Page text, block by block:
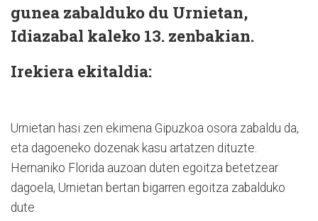
gunea zabalduko du Urnietan,
Idiazabal kaleko 13. zenbakian.
Irekiera ekitaldia:
Urnietan hasi zen ekimena Gipuzkoa osora zabaldu da,
eta dagoeneko dozenak kasu artatzen dituzte.
Hernaniko Florida auzoan duten egoitza betetzear
dagoela, Urnietan bertan bigarren egoitza zabalduko
dute.